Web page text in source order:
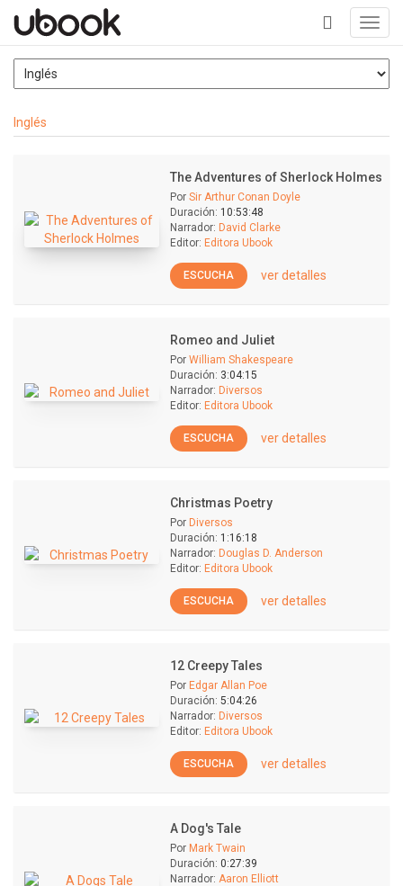
+
Inglés
The Adventures of Sherlock Holmes
Por Sir Arthur Conan Doyle
Duración: 10:53:48
Narrador: David Clarke
Editor: Editora Ubook
ESCUCHA ver detalles
Romeo and Juliet
Por William Shakespeare
Duración: 3:04:15
Narrador: Diversos
Editor: Editora Ubook
ESCUCHA ver detalles
Christmas Poetry
Por Diversos
Duración: 1:16:18
Narrador: Douglas D. Anderson
Editor: Editora Ubook
ESCUCHA ver detalles
12 Creepy Tales
Por Edgar Allan Poe
Duración: 5:04:26
Narrador: Diversos
Editor: Editora Ubook
ESCUCHA ver detalles
A Dog's Tale
Por Mark Twain
Duración: 0:27:39
Narrador: Aaron Elliott